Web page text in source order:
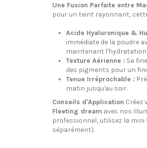
Une Fusion Parfaite entre
pour un teint rayonnant,
Acide Hyaluronique &
immédiate de la poudre
maintenant l'hydratation.
Texture Aérienne : Sa
des pigments pour un
Tenue Irréprochable :
matin jusqu'au soir.
Conseils d'Application Créez
Fleeting dream avec nos
professionnel, utilisez la
séparément).